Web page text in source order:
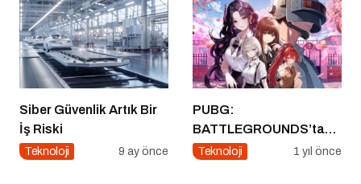
Siber Güvenlik Artık Bir
İş Riski
Teknoloji 9 ay önce
PUBG:
BATTLEGROUNDS’tan
1 Nisan Şakası
Teknoloji 1 yıl önce